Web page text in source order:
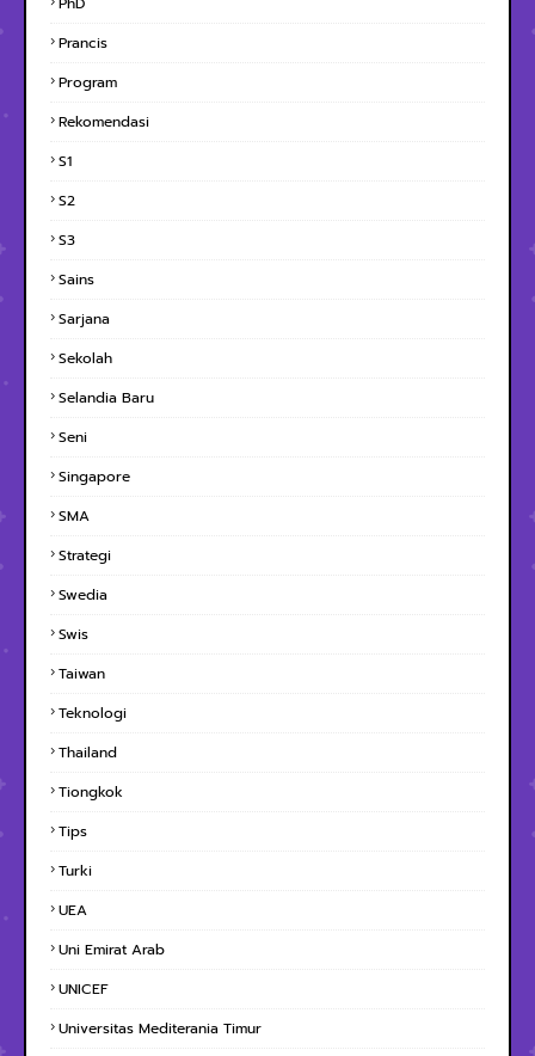
Prancis
Program
Rekomendasi
S1
S2
S3
Sains
Sarjana
Sekolah
Selandia Baru
Seni
Singapore
SMA
Strategi
Swedia
Swis
Taiwan
Teknologi
Thailand
Tiongkok
Tips
Turki
UEA
Uni Emirat Arab
UNICEF
Universitas Mediterania Timur